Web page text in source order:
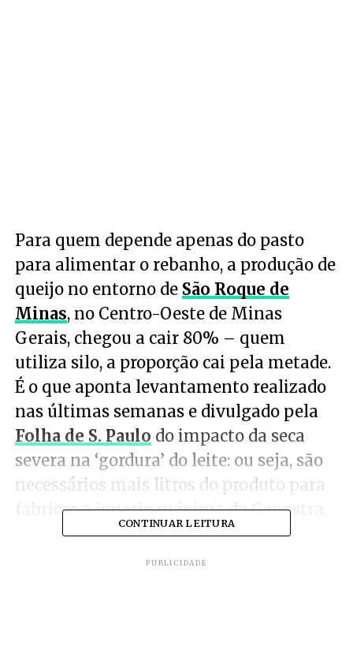
Para quem depende apenas do pasto
para alimentar o rebanho, a produção de
queijo no entorno de São Roque de
Minas, no Centro-Oeste de Minas
Gerais, chegou a cair 80% – quem
utiliza silo, a proporção cai pela metade.
É o que aponta levantamento realizado
nas últimas semanas e divulgado pela
Folha de S. Paulo do impacto da seca
severa na ‘gordura’ do leite: ou seja, são
necessários mais litros do produto para
fabricar a iguaria máxima da Canastra.
CONTINUAR LEITURA
PUBLICIDADE